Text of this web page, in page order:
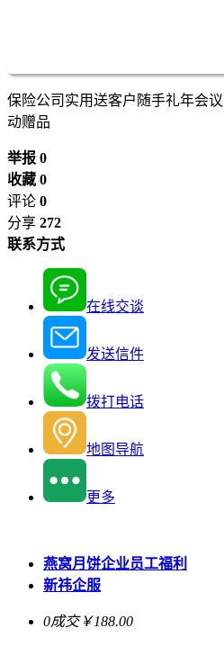
保险公司实用送客户随手礼年会
动赠品
举报 0
收藏 0
评论 0
分享 272
联系方式
在线交谈
发送信件
拨打电话
地图导航
更多
燕窝月饼企业员工福利
新祎企服
0成交￥188.00